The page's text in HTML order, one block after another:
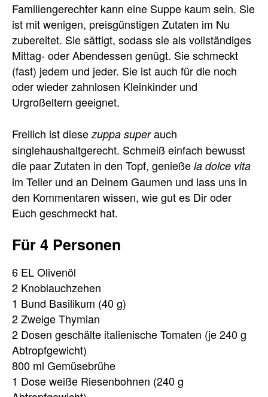
Familiengerechter kann eine Suppe kaum sein. Sie
ist mit wenigen, preisgünstigen Zutaten im Nu
zubereitet. Sie sättigt, sodass sie als vollständiges
Mittag- oder Abendessen genügt. Sie schmeckt
(fast) jedem und jeder. Sie ist auch für die noch
oder wieder zahnlosen Kleinkinder und
Urgroßeltern geeignet.
Freilich ist diese zuppa superauch
singlehaushaltgerecht. Schmeiß einfach bewusst
die paar Zutaten in den Topf, genieße la dolce vita
im Teller und an Deinem Gaumen und lass uns in
den Kommentaren wissen, wie gut es Dir oder
Euch geschmeckt hat.
Für 4 Personen
6 EL Olivenöl
2 Knoblauchzehen
1 Bund Basilikum (40 g)
2 Zweige Thymian
2 Dosen geschälte italienische Tomaten (je 240 g
Abtropfgewicht)
800 ml Gemüsebrühe
1 Dose weiße Riesenbohnen (240 g